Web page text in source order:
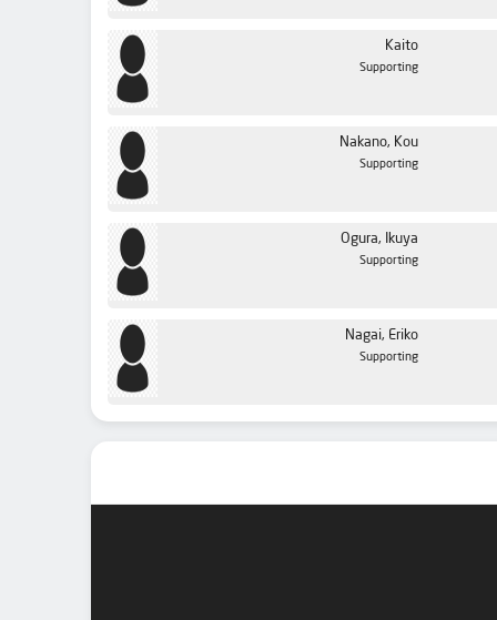
Kaito
Supporting
Nakano, Kou
Supporting
Ogura, Ikuya
Supporting
Nagai, Eriko
Supporting